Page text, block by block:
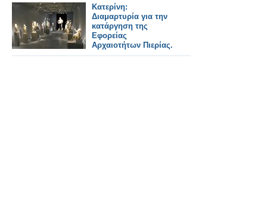
Κατερίνη:
Διαμαρτυρία για την
κατάργηση της
Εφορείας
Αρχαιοτήτων Πιερίας.
[ΒΙΝΤΕΟ & ΦΩΤΟ]